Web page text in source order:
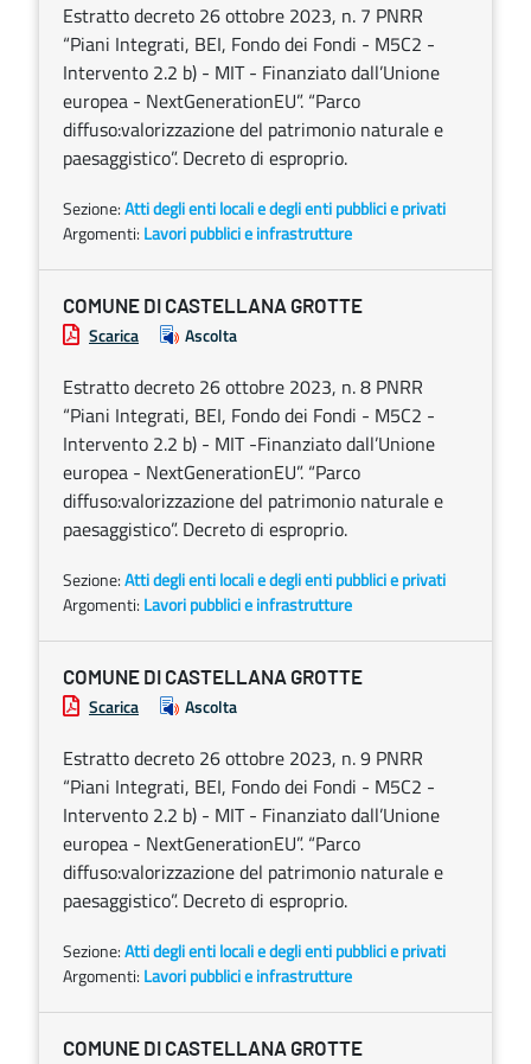
Estratto decreto 26 ottobre 2023, n. 7 PNRR
“Piani Integrati, BEI, Fondo dei Fondi - M5C2 -
Intervento 2.2 b) - MIT - Finanziato dall’Unione
europea - NextGenerationEU”. “Parco
diffuso:valorizzazione del patrimonio naturale e
paesaggistico”. Decreto di esproprio.
Sezione:Atti degli enti locali e degli enti pubblici e privati
Argomenti: Lavori pubblici e infrastrutture
COMUNE DI CASTELLANA GROTTE
Scarica Ascolta
Estratto decreto 26 ottobre 2023, n. 8 PNRR
“Piani Integrati, BEI, Fondo dei Fondi - M5C2 -
Intervento 2.2 b) - MIT -Finanziato dall’Unione
europea - NextGenerationEU”. “Parco
diffuso:valorizzazione del patrimonio naturale e
paesaggistico”. Decreto di esproprio.
Sezione:Atti degli enti locali e degli enti pubblici e privati
Argomenti: Lavori pubblici e infrastrutture
COMUNE DI CASTELLANA GROTTE
Scarica Ascolta
Estratto decreto 26 ottobre 2023, n. 9 PNRR
“Piani Integrati, BEI, Fondo dei Fondi - M5C2 -
Intervento 2.2 b) - MIT - Finanziato dall’Unione
europea - NextGenerationEU”. “Parco
diffuso:valorizzazione del patrimonio naturale e
paesaggistico”. Decreto di esproprio.
Sezione:Atti degli enti locali e degli enti pubblici e privati
Argomenti: Lavori pubblici e infrastrutture
COMUNE DI CASTELLANA GROTTE